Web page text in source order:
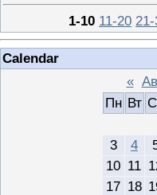
1-10 11-20
Calendar
«
Пн Вт
3
4
10 11
17 18